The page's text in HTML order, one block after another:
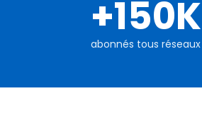
+150K
abonnés tous réseaux